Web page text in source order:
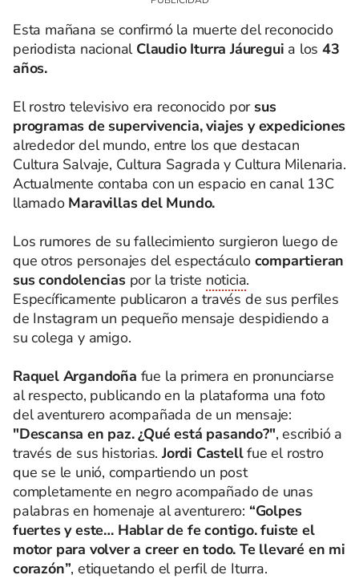
Esta mañana se confirmó la muerte del reconocido
periodista nacionalClaudio Iturra Jáuregui a los43
años.
El rostro televisivo era reconocido por sus
programas de supervivencia, viajes y expediciones
alrededor del mundo, entre los que destacan
Cultura Salvaje, Cultura Sagrada y Cultura Milenaria.
Actualmente contaba con un espacio en canal 13C
llamado Maravillas del Mundo.
Los rumores de su fallecimiento surgieron luego de
que otros personajes del espectáculo compartieran
sus condolenciaspor la triste noticia.
Específicamente publicaron a través de sus perfiles
de Instagram un pequeño mensaje despidiendo a
su colega y amigo.
Raquel Argandoña fue la primera en pronunciarse
al respecto, publicando en la plataforma una foto
del aventurero acompañada de un mensaje:
"Descansa en paz. ¿Qué está pasando?", escribió a
través de sus historias.Jordi Castellfue el rostro
que se le unió, compartiendo un post
completamente en negro acompañado de unas
palabras en homenaje al aventurero: “Golpes
fuertes y este… Hablar de fe contigo. fuiste el
motor para volver a creer en todo. Te llevaré en mi
corazón”, etiquetando el perfil de Iturra.